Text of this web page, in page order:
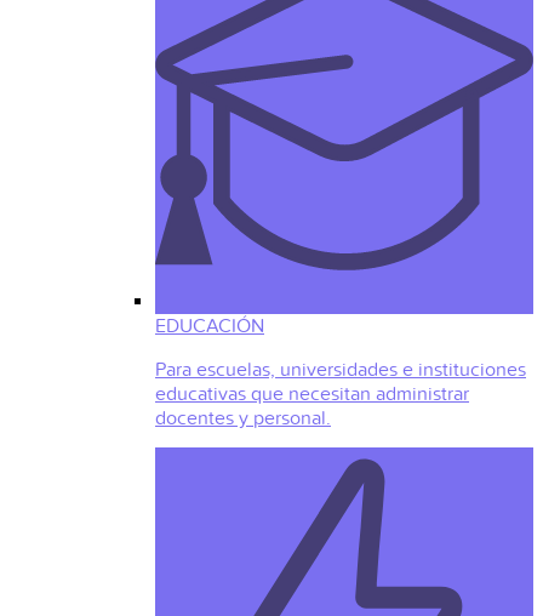
EDUCACIÓN
Para escuelas, universidades e instituciones
educativas que necesitan administrar
docentes y personal.